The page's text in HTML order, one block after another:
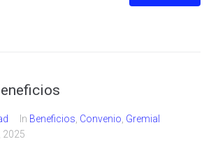
In Beneficios Convenio Gremial
2025